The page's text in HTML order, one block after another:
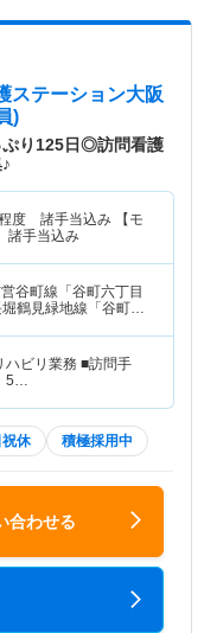
ステーション大阪
)
ぷり125日◎訪問看護
度 諸手当込み 【モ
手当込み
谷町線「谷町六丁目
鶴見緑地線「谷町六
ハビリ業務 ■訪問手
5…
休 積極採用中
合わせる